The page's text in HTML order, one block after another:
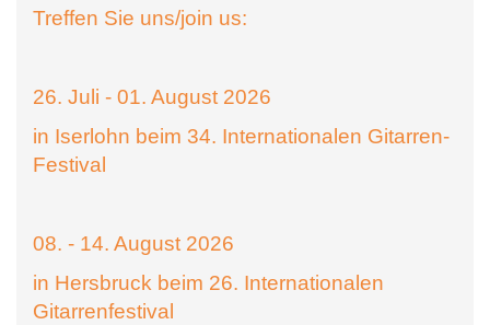
Treffen Sie uns/join us:
26. Juli - 01. August 2026
in Iserlohn beim 34. Internationalen Gitarren-
Festival
08. - 14. August 2026
in Hersbruck beim 26. Internationalen
Gitarrenfestival